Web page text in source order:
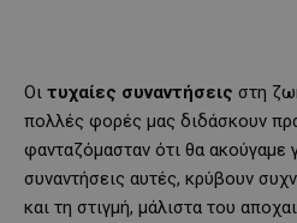
Οι τυχαίες συναντήσεις στη
πολλές φορές μας διδάσκουν
φανταζόμασταν ότι θα ακούγαμε
συναντήσεις αυτές, κρύβουν
και τη στιγμή, μάλιστα του